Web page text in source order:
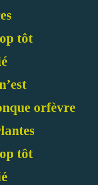
tôt
orfèvre
tôt